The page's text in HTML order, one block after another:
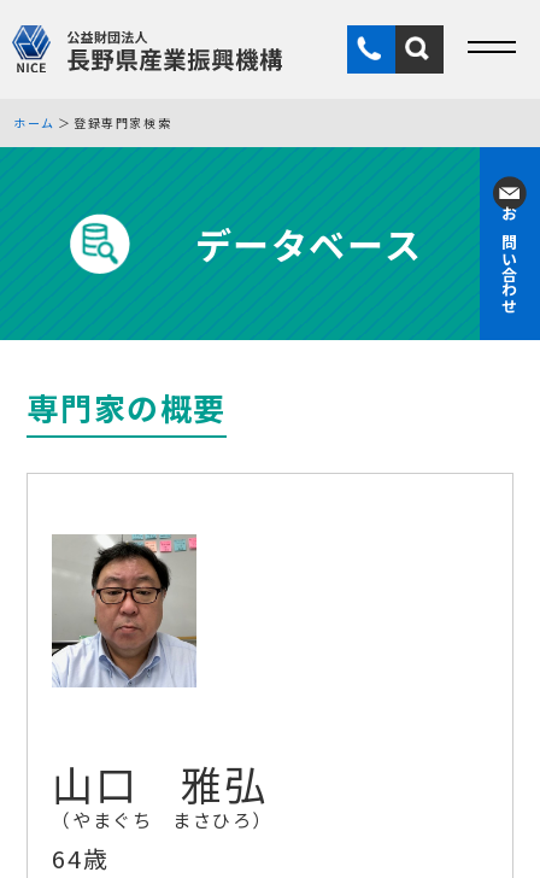
お問い合わせ
ホーム 登録専門家検索
データベース
専門家の概要
山口 雅弘
やまぐち まさひろ
64歳